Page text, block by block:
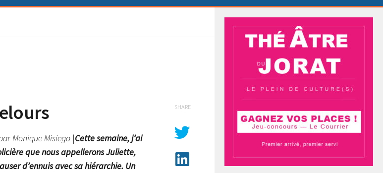
Monique Misiego |Cette semaine, j’ai
que nous appellerons Juliette,
d’ennuis avec sa hiérarchie. Un
SHARE